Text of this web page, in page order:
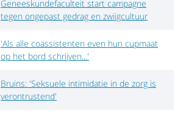
Geneeskundefaculteit start campagne
tegen ongepast gedrag en zwijgcultuur
'Als alle coassistenten even hun cupmaat
op het bord schrijven...'
Bruins: 'Seksuele intimidatie in de zorg is
verontrustend'